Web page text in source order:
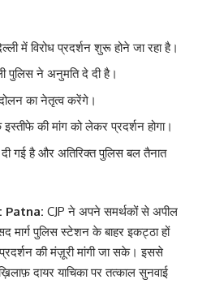
में विरोध प्रदर्शन शुरू होने जा रहा है।
पुलिस ने अनुमति दे दी है।
का नेतृत्व करेंगे।
इस्तीफे की मांग को लेकर प्रदर्शन होगा।
दी गई है और अतिरिक्त पुलिस बल तैनात
Patna: CJP ने अपने समर्थकों से अपील
मार्ग पुलिस स्टेशन के बाहर इकट्ठा हों
प्रदर्शन की मंज़ूरी मांगी जा सके। इससे
दायर याचिका पर तत्काल सुनवाई